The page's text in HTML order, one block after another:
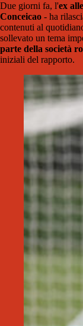
Due giorni fa, l'ex
Conceicao - ha
contenuti al
sollevato un tema
parte della società
iniziali del rapporto.